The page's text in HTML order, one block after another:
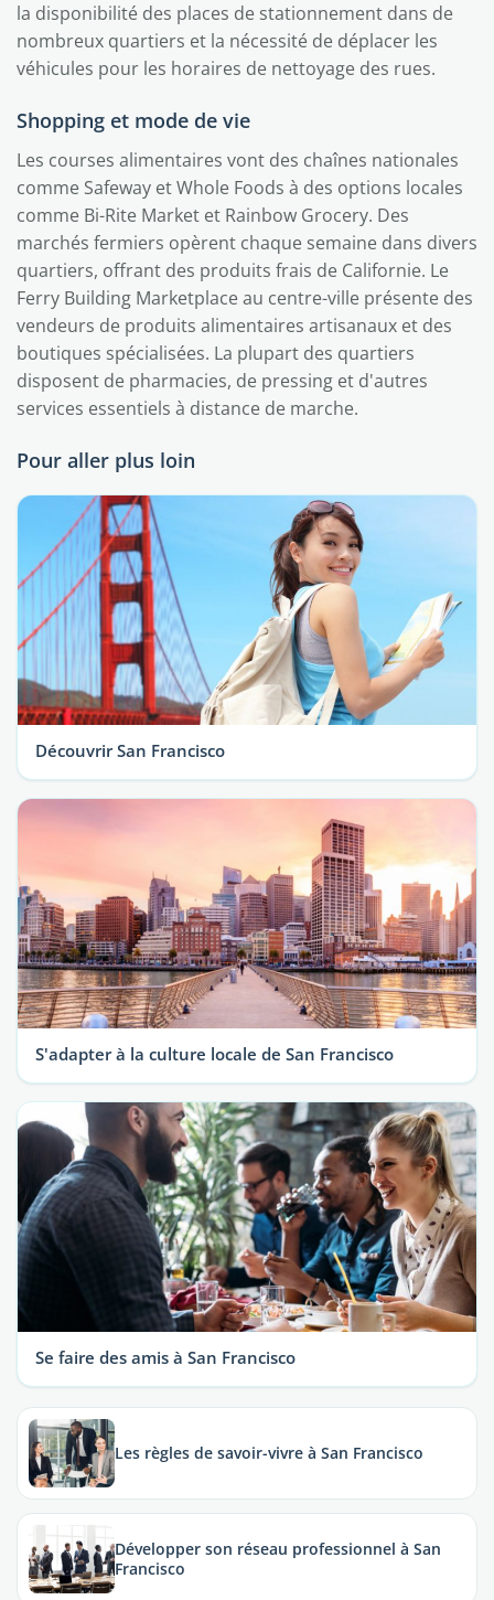
la disponibilité des places de stationnement dans de
nombreux quartiers et la nécessité de déplacer les
véhicules pour les horaires de nettoyage des rues.
Shopping et mode de vie
Les courses alimentaires vont des chaînes nationales
comme Safeway et Whole Foods à des options locales
comme Bi-Rite Market et Rainbow Grocery. Des
marchés fermiers opèrent chaque semaine dans divers
quartiers, offrant des produits frais de Californie. Le
Ferry Building Marketplace au centre-ville présente des
vendeurs de produits alimentaires artisanaux et des
boutiques spécialisées. La plupart des quartiers
disposent de pharmacies, de pressing et d'autres
services essentiels à distance de marche.
Pour aller plus loin
Découvrir San Francisco
S'adapter à la culture locale de San Francisco
Se faire des amis à San Francisco
Les règles de savoir-vivre à San Francisco
Développer son réseau professionnel à San
Francisco